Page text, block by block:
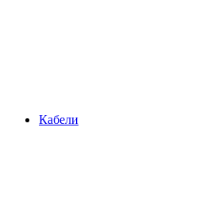
Кабели